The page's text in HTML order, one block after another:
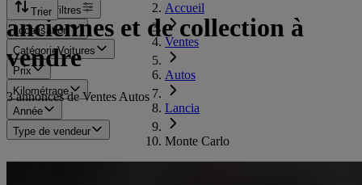
Tous les filtres
Localisation
CatégorieVoitures
Prix
Kilométrage
Année
Type de vendeur
Accueil
Ventes
Autos
Lancia
Monte Carlo
anciennes et de collection à
vendre
3 annonces de Ventes Autos
Trier